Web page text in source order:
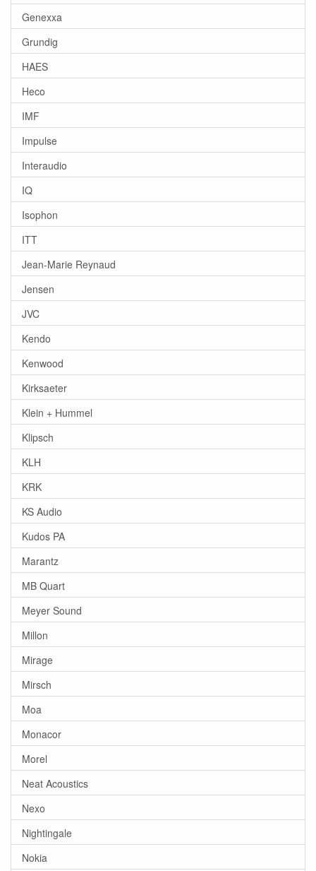
Genexxa
Grundig
HAES
Heco
IMF
Impulse
Interaudio
IQ
Isophon
ITT
Jean-Marie Reynaud
Jensen
JVC
Kendo
Kenwood
Kirksaeter
Klein + Hummel
Klipsch
KLH
KRK
KS Audio
Kudos PA
Marantz
MB Quart
Meyer Sound
Millon
Mirage
Mirsch
Moa
Monacor
Morel
Neat Acoustics
Nexo
Nightingale
Nokia